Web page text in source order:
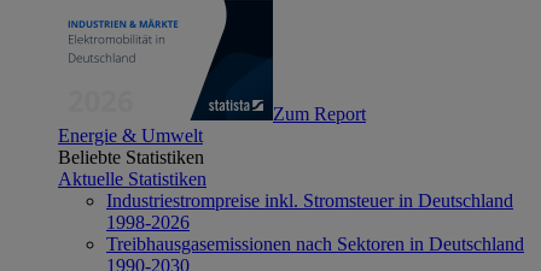
Zum Report
Energie & Umwelt
Beliebte Statistiken
Aktuelle Statistiken
Industriestrompreise inkl. Stromsteuer in Deutschland
1998-2026
Treibhausgasemissionen nach Sektoren in Deutschland
1990-2030